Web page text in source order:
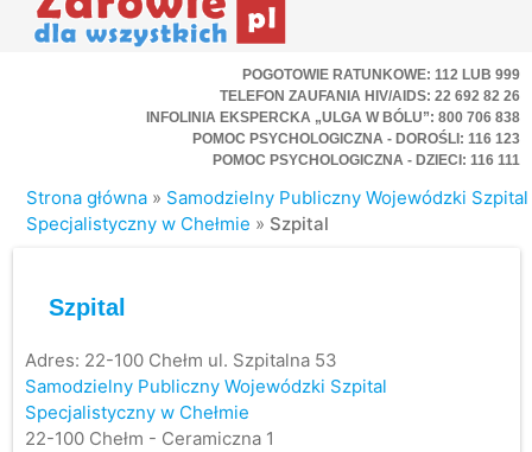
POGOTOWIE RATUNKOWE: 112 LUB 999
TELEFON ZAUFANIA HIV/AIDS: 22 692 82 26
INFOLINIA EKSPERCKA „ULGA W BÓLU”: 800 706 838
POMOC PSYCHOLOGICZNA - DOROŚLI: 116 123
POMOC PSYCHOLOGICZNA - DZIECI: 116 111
Strona główna » Samodzielny Publiczny Wojewódzki Szpital
Specjalistyczny w Chełmie » Szpital
Szpital
Adres: 22-100 Chełm ul. Szpitalna 53
Samodzielny Publiczny Wojewódzki Szpital
Specjalistyczny w Chełmie
22-100 Chełm - Ceramiczna 1